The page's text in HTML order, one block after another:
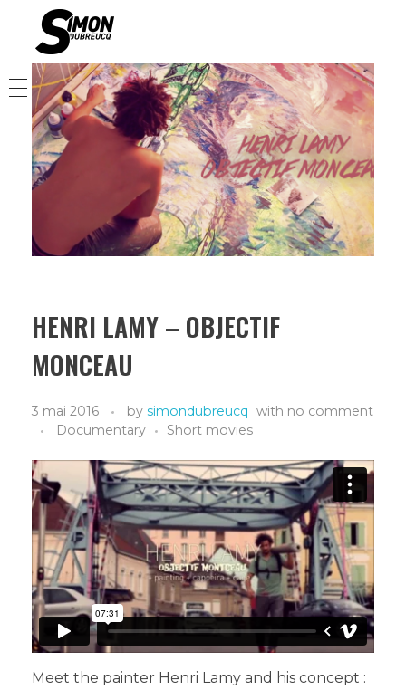
Simon Dubreucq
Director / Screenwriter / actor
HOME
SHOWREELS
FILMS
ACTOR
HENRI LAMY – OBJECTIF
MONCEAU
3 mai 2016 by simondubreucq with no comment
Documentary
Short movies
Meet the painter Henri Lamy and his concept :